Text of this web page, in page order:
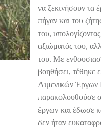
να ξεκινήσουν τα
πήγαν και του
του,
αξιώματός του,
του. Με
βοηθήσει, τέθηκε
Λιμενικών Έργων
παρακολουθούσε
έργων και έδωσε
δεν ήταν